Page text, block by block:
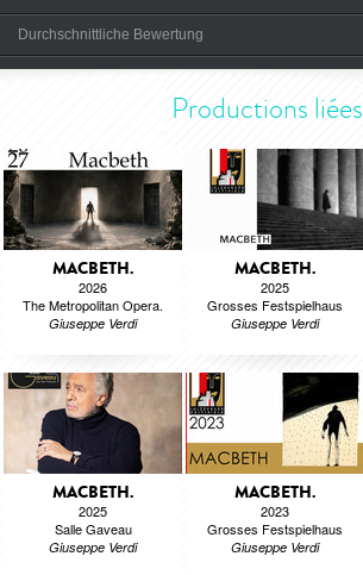
Durchschnittliche Bewertung
Productions liées
MACBETH.
2026
The Metropolitan Opera.
Giuseppe Verdi
MACBETH.
2025
Grosses Festspielhaus
Giuseppe Verdi
MACBETH.
2025
Salle Gaveau
Giuseppe Verdi
MACBETH.
2023
Grosses Festspielhaus
Giuseppe Verdi